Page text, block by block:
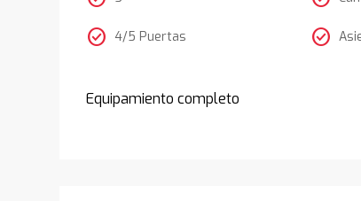
check_circle 4/5 Puertas check_circle
Equipamiento completo